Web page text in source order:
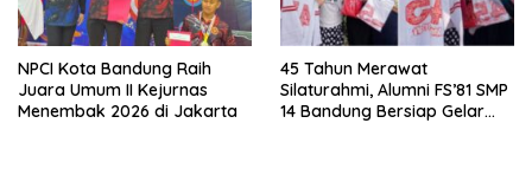
NPCI Kota Bandung Raih
Juara Umum II Kejurnas
Menembak 2026 di Jakarta
45 Tahun Merawat
Silaturahmi, Alumni FS’81 SMP
14 Bandung Bersiap Gelar